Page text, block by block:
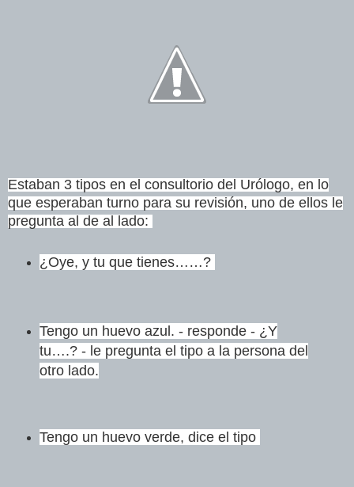
Estaban 3 tipos en el consultorio del Urólogo, en lo
que esperaban turno para su revisión, uno de ellos le
pregunta al de al lado:
¿Oye, y tu que tienes……?
Tengo un huevo azul. - responde - ¿Y
tu….? - le pregunta el tipo a la persona del
otro lado.
Tengo un huevo verde, dice el tipo